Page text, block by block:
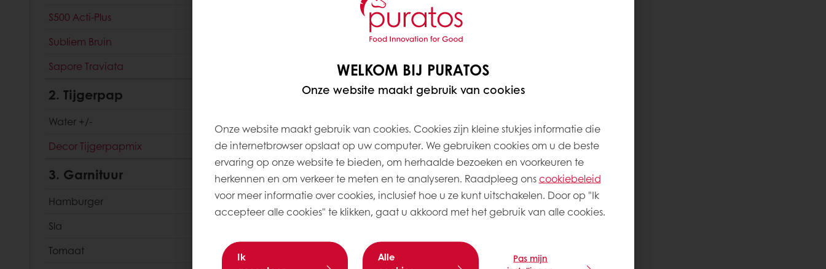
S500 Acti-Plus
20
2
Subliem Bruin
10
1
Sapore Traviata
30 3
2. Tijgerpap
Water +/-
Decor Tijgerpapmix
100
3. Garnituur
Hamburger
100
Sla
Tomaat
Tijgerpap
WELKOM BIJ PURATOS
Onze website maakt gebruik van cookies
Onze website maakt gebruik van cookies. Cookies zijn kleine stukjes informatie die
de internetbrowser opslaat op uw computer. We gebruiken cookies om u de beste
ervaring op onze website te bieden, om herhaalde bezoeken en voorkeuren te
herkennen en om verkeer te meten en te analyseren. Raadpleeg onscookiebeleid
voor meer informatie over cookies, inclusief hoe u ze kunt uitschakelen. Door op "Ik
accepteer alle cookies" te klikken, gaat u akkoord met het gebruik van alle cookies.
Ik
Alle
Pas mijn